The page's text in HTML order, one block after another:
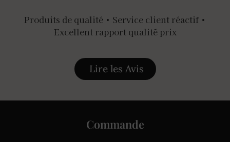
Produits de qualité • Service client réactif •
Excellent rapport qualité prix
Lire les Avis
Commande